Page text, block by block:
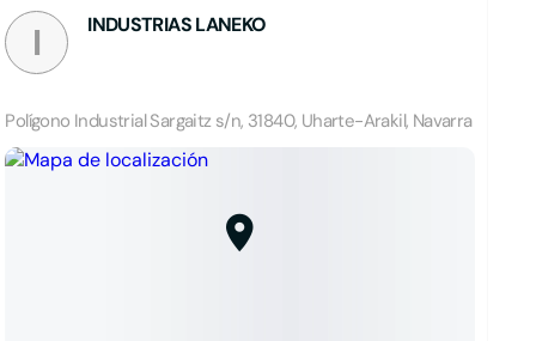
I INDUSTRIAS LANEKO
Polígono Industrial Sargaitz s/n, 31840, Uharte-Arakil, Navarra